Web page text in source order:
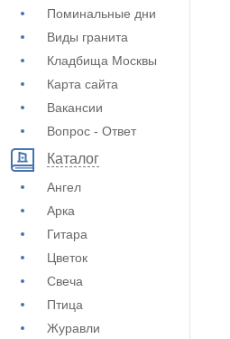
Поминальные дни
Виды гранита
Кладбища Москвы
Карта сайта
Вакансии
Вопрос - Ответ
Каталог
Ангел
Арка
Гитара
Цветок
Свеча
Птица
Журавли